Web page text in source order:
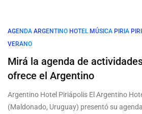
AGENDA ARGENTINO HOTEL MÚSICA PIRIA
VERANO
Mirá la agenda de
ofrece el Argentino
Argentino Hotel Piriápolis El Argentino
(Maldonado, Uruguay) presentó su